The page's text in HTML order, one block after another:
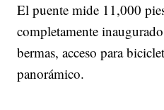
El puente mide 11,000
completamente
bermas, acceso para
panorámico.